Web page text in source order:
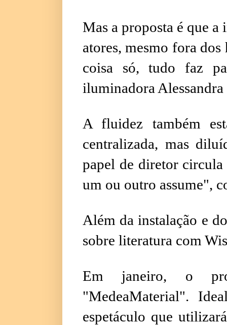
Mas a proposta é que a
atores, mesmo fora
coisa só, tudo faz
iluminadora
A fluidez também
centralizada, mas
papel de diretor circula
um ou outro assume",
Além da instalação e
sobre literatura com
Em janeiro, o
"MedeaMaterial".
espetáculo que